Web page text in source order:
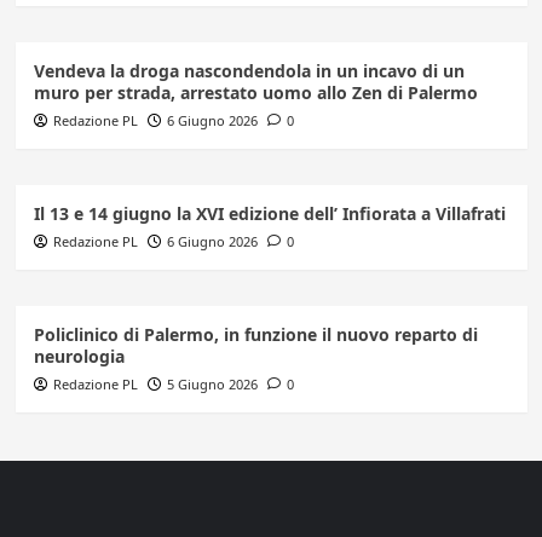
Vendeva la droga nascondendola in un incavo di un
muro per strada, arrestato uomo allo Zen di Palermo
Redazione PL 6 Giugno 2026 0
Il 13 e 14 giugno la XVI edizione dell’ Infiorata a Villafrati
Redazione PL 6 Giugno 2026 0
Policlinico di Palermo, in funzione il nuovo reparto di
neurologia
Redazione PL 5 Giugno 2026 0